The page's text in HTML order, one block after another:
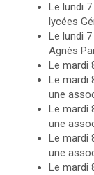
Le lundi
lycées
Le lundi
Agnès
Le mardi
Le mardi
une
Le mardi
une
Le mardi
une
Le mardi